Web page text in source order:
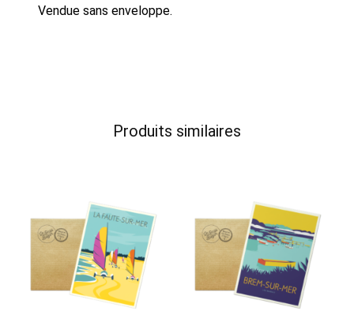
Vendue sans enveloppe.
Produits similaires